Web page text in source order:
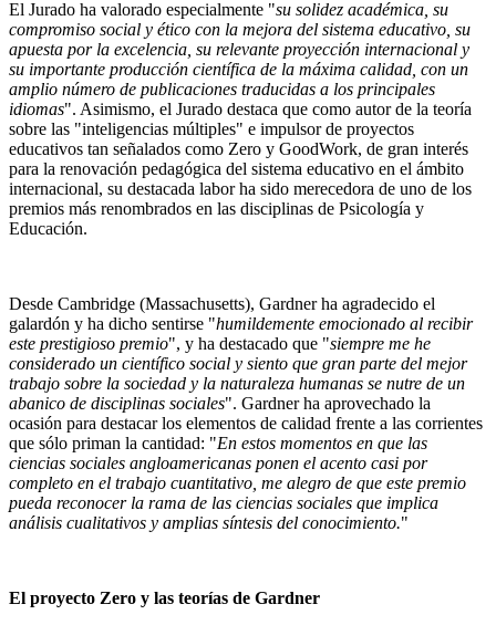
El Jurado ha valorado especialmente "su solidez académica, su
compromiso social y ético con la mejora del sistema educativo, su
apuesta por la excelencia, su relevante proyección internacional y
su importante producción científica de la máxima calidad, con un
amplio número de publicaciones traducidas a los principales
idiomas". Asimismo, el Jurado destaca que como autor de la teoría
sobre las "inteligencias múltiples" e impulsor de proyectos
educativos tan señalados como Zero y GoodWork, de gran interés
para la renovación pedagógica del sistema educativo en el ámbito
internacional, su destacada labor ha sido merecedora de uno de los
premios más renombrados en las disciplinas de Psicología y
Educación.
Desde Cambridge (Massachusetts), Gardner ha agradecido el
galardón y ha dicho sentirse "humildemente emocionado al recibir
este prestigioso premio", y ha destacado que "siempre me he
considerado un científico social y siento que gran parte del mejor
trabajo sobre la sociedad y la naturaleza humanas se nutre de un
abanico de disciplinas sociales". Gardner ha aprovechado la
ocasión para destacar los elementos de calidad frente a las corrientes
que sólo priman la cantidad: "En estos momentos en que las
ciencias sociales angloamericanas ponen el acento casi por
completo en el trabajo cuantitativo, me alegro de que este premio
pueda reconocer la rama de las ciencias sociales que implica
análisis cualitativos y amplias síntesis del conocimiento."
El proyecto Zero y las teorías de Gardner